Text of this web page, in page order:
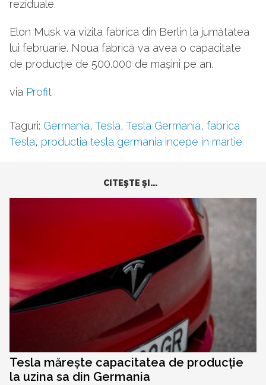
reziduale.
Elon Musk va vizita fabrica din Berlin la jumătatea
lui februarie. Noua fabrică va avea o capacitate
de producție de 500.000 de mașini pe an.
via Profit
Taguri: Germania, Tesla, Tesla Germania, fabrica
Tesla, productia tesla germania incepe in martie
CITEŞTE ŞI...
Tesla mărește capacitatea de producție
la uzina sa din Germania